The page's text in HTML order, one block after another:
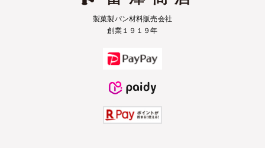
製菓製パン材料販売会社
創業１９１９年